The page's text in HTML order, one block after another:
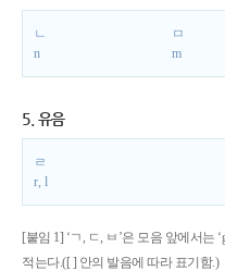
ㄴ
n
ㅁ
m
5. 유음
ㄹ
r, l
[붙임 1] ‘ㄱ, ㄷ, ㅂ’은 모음 앞에서는
적는다.([ ] 안의 발음에 따라 표기함.)